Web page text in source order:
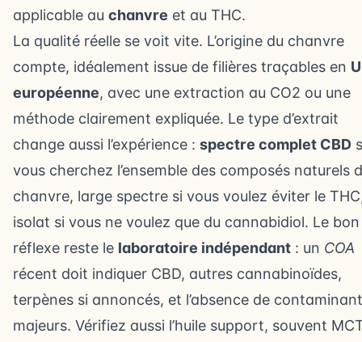
applicable au chanvre et au THC.
La qualité réelle se voit vite. L’origine du chanvre
compte, idéalement issue de filières traçables en
européenne, avec une extraction au CO2 ou une
méthode clairement expliquée. Le type d’extrait
change aussi l’expérience : spectre complet CBD
vous cherchez l’ensemble des composés naturels
chanvre, large spectre si vous voulez éviter le
isolat si vous ne voulez que du cannabidiol. Le bon
réflexe reste le laboratoire indépendant : un COA
récent doit indiquer CBD, autres cannabinoïdes,
terpènes si annoncés, et l’absence de
majeurs. Vérifiez aussi l’huile support, souvent